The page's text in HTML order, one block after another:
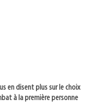
en disent plus sur le choix
à la première personne